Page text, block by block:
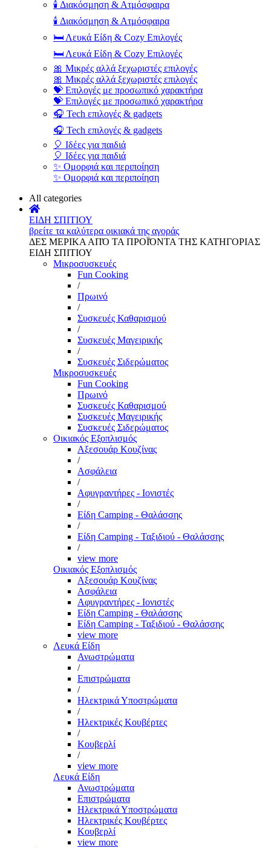
🕯️ Διακόσμηση & Ατμόσφαιρα
🕯️ Διακόσμηση & Ατμόσφαιρα
🛏️ Λευκά Είδη & Cozy Επιλογές
🛏️ Λευκά Είδη & Cozy Επιλογές
🎀 Μικρές αλλά ξεχωριστές επιλογές
🎀 Μικρές αλλά ξεχωριστές επιλογές
💝 Επιλογές με προσωπικό χαρακτήρα
💝 Επιλογές με προσωπικό χαρακτήρα
🎧 Tech επιλογές & gadgets
🎧 Tech επιλογές & gadgets
🎈 Ιδέες για παιδιά
🎈 Ιδέες για παιδιά
✨ Ομορφιά και περιποίηση
✨ Ομορφιά και περιποίηση
All categories
ΕΙΔΗ ΣΠΙΤΙΟΥ
βρείτε τα καλύτερα οικιακά της αγοράς
ΔΕΣ ΜΕΡΙΚΑ ΑΠΌ ΤΑ ΠΡΟΪΌΝΤΑ ΤΗΣ ΚΑΤΗΓΟΡΙΑΣ
ΕΙΔΗ ΣΠΙΤΙΟΥ
Μικροσυσκευές
Fun Cooking
/
Πρωινό
/
Συσκευές Καθαρισμού
/
Συσκευές Μαγειρικής
/
Συσκευές Σιδερώματος
Μικροσυσκευές
Fun Cooking
Πρωινό
Συσκευές Καθαρισμού
Συσκευές Μαγειρικής
Συσκευές Σιδερώματος
Οικιακός Εξοπλισμός
Αξεσουάρ Κουζίνας
/
Ασφάλεια
/
Αφυγραντήρες - Ιονιστές
/
Είδη Camping - Θαλάσσης
/
Είδη Camping - Ταξιδιού - Θαλάσσης
/
view more
Οικιακός Εξοπλισμός
Αξεσουάρ Κουζίνας
Ασφάλεια
Αφυγραντήρες - Ιονιστές
Είδη Camping - Θαλάσσης
Είδη Camping - Ταξιδιού - Θαλάσσης
view more
Λευκά Είδη
Ανωστρώματα
/
Επιστρώματα
/
Ηλεκτρικά Υποστρώματα
/
Ηλεκτρικές Κουβέρτες
/
Κουβερλί
/
view more
Λευκά Είδη
Ανωστρώματα
Επιστρώματα
Ηλεκτρικά Υποστρώματα
Ηλεκτρικές Κουβέρτες
Κουβερλί
view more